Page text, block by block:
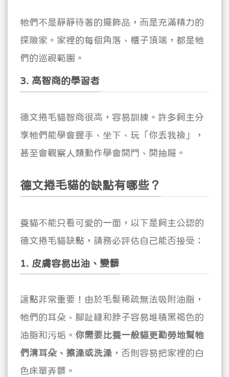
牠們不是靜靜待著的擺飾品，而是充滿精力的
探險家。家裡的每個角落、櫃子頂端，都是牠
們的巡視範圍。
3. 高智商的學習者
德文捲毛貓智商很高，容易訓練。許多飼主分
享牠們能學會握手、坐下、玩「你丟我撿」，
甚至會觀察人類動作學會開門、開抽屜。
德文捲毛貓的缺點有哪些？
養貓不能只看可愛的一面，以下是飼主公認的
德文捲毛貓缺點，請務必評估自己能否接受：
1. 皮膚容易出油、變髒
這點非常重要！由於毛髮稀疏無法吸附油脂，
牠們的耳朵、腳趾縫和脖子容易堆積黑褐色的
油脂和污垢。 你需要比養一般貓更勤勞地幫牠
們清耳朵、擦澡或洗澡 ，否則容易把家裡的白
色床單弄髒。